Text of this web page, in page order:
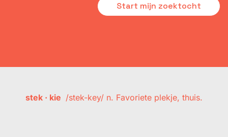
Start mijn zoektocht
stek · kie /stek-key/ n. Favoriete plekje, thuis.